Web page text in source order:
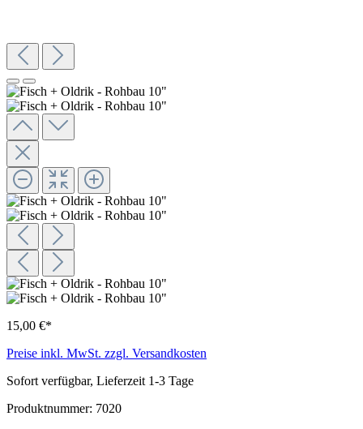
15,00 €*
Preise inkl. MwSt. zzgl. Versandkosten
Sofort verfügbar, Lieferzeit 1-3 Tage
Produktnummer: 7020